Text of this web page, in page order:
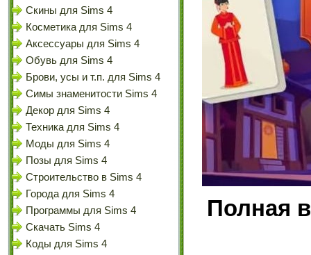
Скины для Sims 4
Косметика для Sims 4
Аксессуары для Sims 4
Обувь для Sims 4
Брови, усы и т.п. для Sims 4
Симы знаменитости Sims 4
Декор для Sims 4
Техника для Sims 4
Моды для Sims 4
Позы для Sims 4
Строительство в Sims 4
Города для Sims 4
Программы для Sims 4
Скачать Sims 4
Коды для Sims 4
Полная